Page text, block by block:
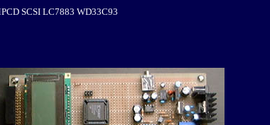
SCSI LC7883 WD33C93